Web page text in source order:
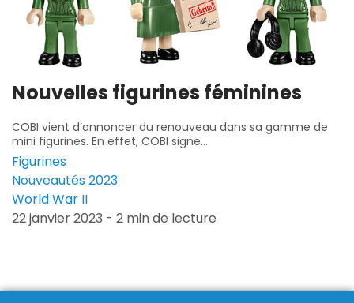
Nouvelles figurines féminines
COBI vient d’annoncer du renouveau dans sa gamme de
mini figurines. En effet, COBI signe...
Figurines
Nouveautés 2023
World War II
22 janvier 2023 - 2 min de lecture